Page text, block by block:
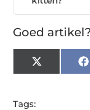
Goed
X
(Twitter)
Tags: